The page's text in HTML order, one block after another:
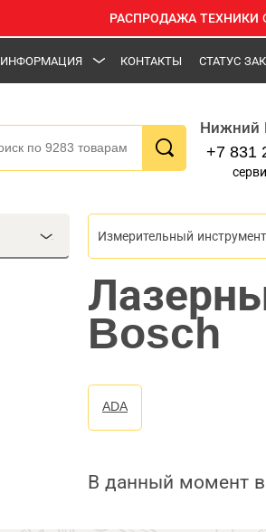
РАСПРОДАЖА ТЕХНИКИ
ИНФОРМАЦИЯ КОНТАКТЫ СТАТУС
Нижний
+7 831
Измерительный инструмент
Bosch
ADA
В данный момент в